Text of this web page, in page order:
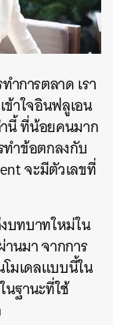
ำการตลาด เรา
ข้าใจอินฟลูเอน
านี้ ที่น้อยคนมาก
ทำข้อตกลงกับ
จะมีตัวเลขที่
บทบาทใหม่ใน
นมา จากการ
มเดลแบบนี้ใน
นฐานะที่ใช้